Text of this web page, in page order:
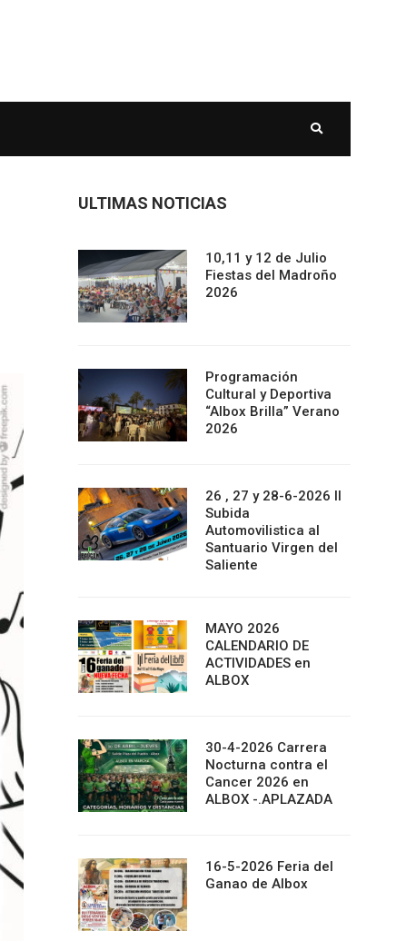
ULTIMAS NOTICIAS
10,11 y 12 de Julio
Fiestas del Madroño
2026
Programación
Cultural y Deportiva
“Albox Brilla” Verano
2026
26 , 27 y 28-6-2026 II
Subida
Automovilistica al
Santuario Virgen del
Saliente
MAYO 2026
CALENDARIO DE
ACTIVIDADES en
ALBOX
30-4-2026 Carrera
Nocturna contra el
Cancer 2026 en
ALBOX -.APLAZADA
16-5-2026 Feria del
Ganao de Albox